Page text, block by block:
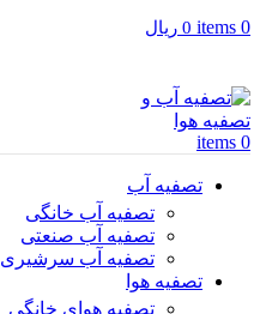
0
items
0 ریال
0
items
تصفیه آب
تصفیه آب خانگی
تصفیه آب صنعتی
تصفیه آب سرشیری
تصفیه هوا
تصفیه هوای خانگی